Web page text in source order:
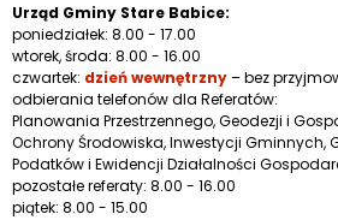
Urząd Gminy Stare Babice:
poniedziałek: 8.00 - 17.00
wtorek, środa: 8.00 - 16.00
czwartek: dzień wewnętrzny– bez
odbierania telefonów dla Referatów:
Planowania Przestrzennego, Geodezji i
Ochrony Środowiska, Inwestycji Gminnych,
Podatków i Ewidencji Działalności
pozostałe referaty: 8.00 - 16.00
piątek: 8.00 - 15.00